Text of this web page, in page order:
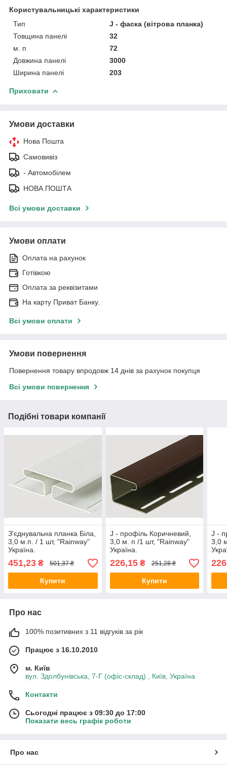
Користувальницькі характеристики
Тип
J - фаска (вітрова планка)
Товщина панелі
32
м. п
72
Довжина панелі
3000
Ширина панелі
203
Приховати
Умови доставки
Нова Пошта
Самовивіз
- Автомобілем
НОВА ПОШТА
Всі умови доставки
Умови оплати
Оплата на рахунок
Готівкою
Оплата за реквізитами
На карту Приват Банку.
Всі умови оплати
Умови повернення
Повернення товару впродовж 14 днів за рахунок покупця
Всі умови повернення
Подібні товари компанії
З'єднувальна планка Біла,
3,0 м.п. / 1 шт, "Rainway"
Україна.
451,23 ₴ 501,37 ₴
Купити
J - профіль Коричневий,
3,0 м. п /1 шт, "Rainway"
Україна.
226,15₴ 251,28 ₴
Купити
J -
3,0
Про нас
100% позитивних з 11 відгуків за рік
Працює з 16.10.2010
м. Київ
вул. Здолбунівська, 7-Г (офіс-склад) , Київ, Україна
Контакти
Сьогодні працює з 09:30 до 17:00
Показати весь графік роботи
Про нас